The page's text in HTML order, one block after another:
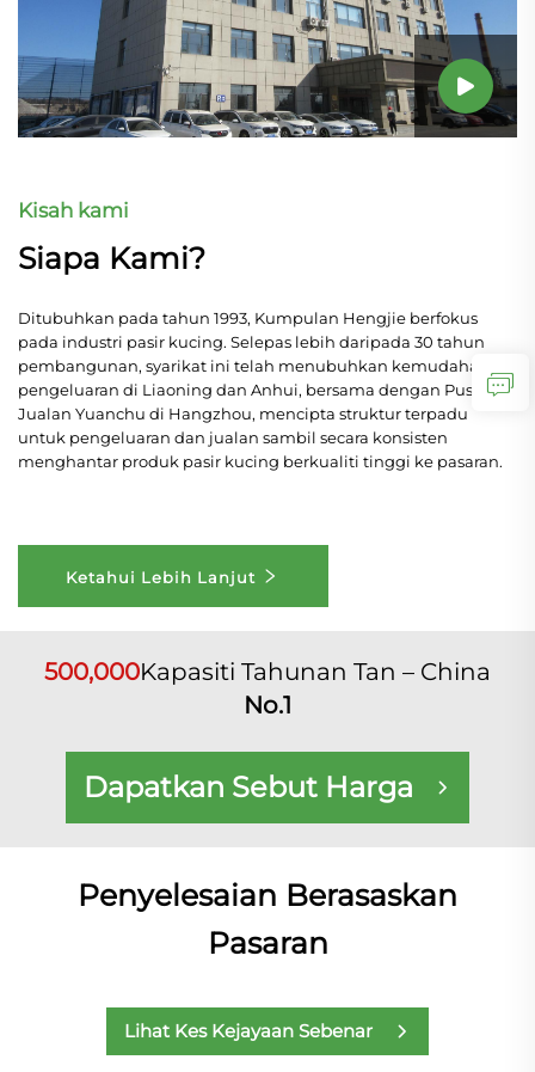
Kisah kami
Siapa Kami?
Ditubuhkan pada tahun 1993, Kumpulan Hengjie berfokus
pada industri pasir kucing. Selepas lebih daripada 30 tahun
pembangunan, syarikat ini telah menubuhkan kemudahan
pengeluaran di Liaoning dan Anhui, bersama dengan Pusat
Jualan Yuanchu di Hangzhou, mencipta struktur terpadu
untuk pengeluaran dan jualan sambil secara konsisten
menghantar produk pasir kucing berkualiti tinggi ke pasaran.
Ketahui Lebih Lanjut
500,000Kapasiti Tahunan Tan – China
No.1
Dapatkan Sebut Harga
Penyelesaian Berasaskan
Pasaran
Lihat Kes Kejayaan Sebenar